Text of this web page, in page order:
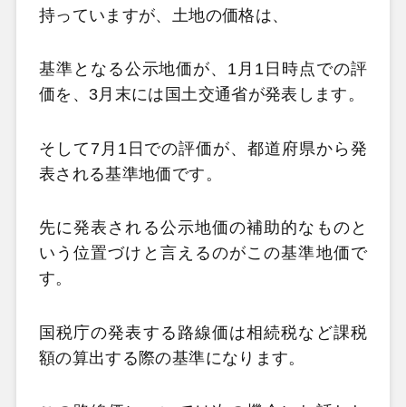
持っていますが、土地の価格は、
基準となる公示地価が、1月1日時点での評
価を、3月末には国土交通省が発表します。
そして7月1日での評価が、都道府県から発
表される基準地価です。
先に発表される公示地価の補助的なものと
いう位置づけと言えるのがこの基準地価で
す。
国税庁の発表する路線価は相続税など課税
額の算出する際の基準になります。